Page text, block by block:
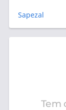
Sapezal
Tem